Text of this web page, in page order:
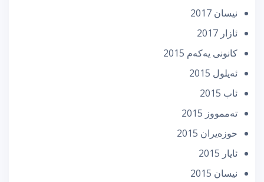
نیسان 2017
ئازار 2017
كانونی یه‌كه‌م 2015
ئه‌یلول 2015
ئاب 2015
تەممووز 2015
حوزه‌یران 2015
ئایار 2015
نیسان 2015